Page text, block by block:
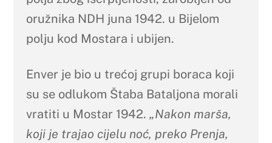
oružnika NDH juna 1942. u Bijelom
polju kod Mostara i ubijen.
Enver je bio u trećoj grupi boraca koji
su se odlukom Štaba Bataljona morali
vratiti u Mostar 1942. „Nakon marša,
koji je trajao cijelu noć, preko Prenja,